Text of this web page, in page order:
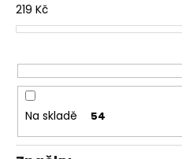
í
p
r
o
d
u
k
219 Kč
Na skladě 54
HLEDAT
D
o
r